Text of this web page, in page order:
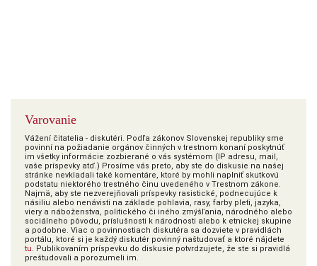
Varovanie
Vážení čitatelia - diskutéri. Podľa zákonov Slovenskej republiky sme
povinní na požiadanie orgánov činných v trestnom konaní poskytnúť
im všetky informácie zozbierané o vás systémom (IP adresu, mail,
vaše príspevky atď.) Prosíme vás preto, aby ste do diskusie na našej
stránke nevkladali také komentáre, ktoré by mohli naplniť skutkovú
podstatu niektorého trestného činu uvedeného v Trestnom zákone.
Najmä, aby ste nezverejňovali príspevky rasistické, podnecujúce k
násiliu alebo nenávisti na základe pohlavia, rasy, farby pleti, jazyka,
viery a náboženstva, politického či iného zmýšľania, národného alebo
sociálneho pôvodu, príslušnosti k národnosti alebo k etnickej skupine
a podobne. Viac o povinnostiach diskutéra sa dozviete v pravidlách
portálu, ktoré si je každý diskutér povinný naštudovať a ktoré nájdete
tu. Publikovaním príspevku do diskusie potvrdzujete, že ste si pravidlá
preštudovali a porozumeli im.